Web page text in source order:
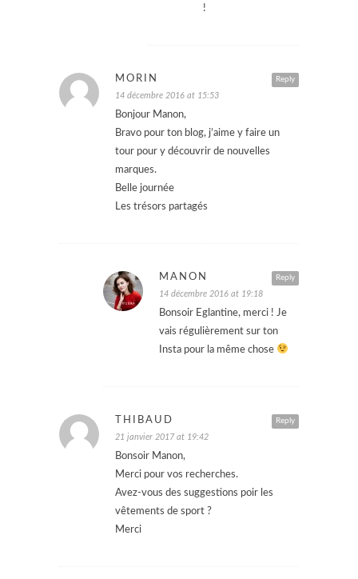
!
Reply
MORIN
14 décembre 2016 at 15:53
Bonjour Manon,
Bravo pour ton blog, j’aime y faire un
tour pour y découvrir de nouvelles
marques.
Belle journée
Les trésors partagés
Reply
MANON
14 décembre 2016 at 19:18
Bonsoir Eglantine, merci ! Je
vais régulièrement sur ton
Insta pour la même chose
Reply
THIBAUD
21 janvier 2017 at 19:42
Bonsoir Manon,
Merci pour vos recherches.
Avez-vous des suggestions poir les
vêtements de sport ?
Merci